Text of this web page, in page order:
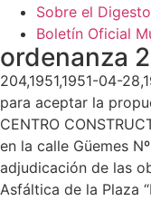
Sobre el Digesto
Boletín Oficial
ordenanza
204,1951,1951-04-
para aceptar la
CENTRO
en la calle Güemes
adjudicación de las
Asfáltica de la Plaza